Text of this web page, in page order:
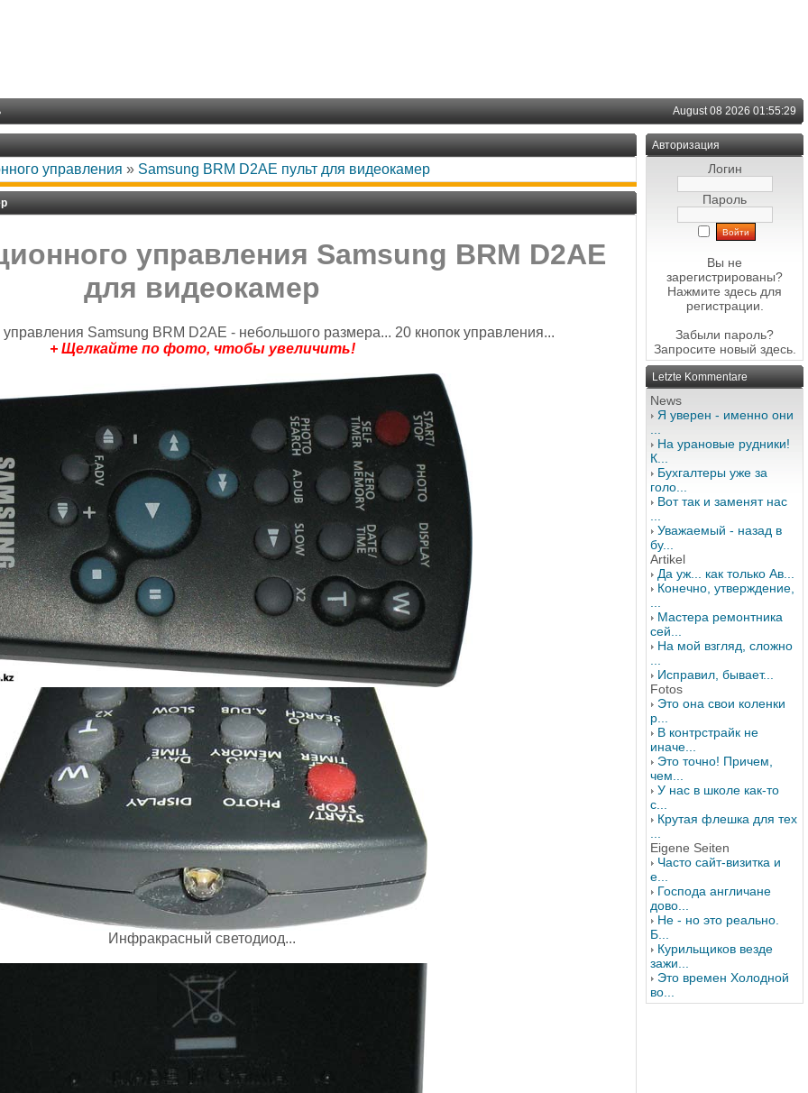
August 08 2026 01:55:29
управления » Samsung BRM D2AE пульт для видеокамер
управления Samsung BRM D2AE
для видеокамер
управления Samsung BRM D2AE - небольшого размера... 20 кнопок управления...
+ Щелкайте по фото, чтобы увеличить!
Инфракрасный светодиод...
Авторизация
Логин
Пароль
Вы не
зарегистрированы?
Нажмите здесь для
регистрации.
Забыли пароль?
Запросите новый здесь.
Letzte Kommentare
News
Я уверен - именно они
На урановые рудники!
К...
Бухгалтеры уже за
голо...
Вот так и заменят нас
Уважаемый - назад в
бу...
Artikel
Да уж... как только Ав...
Конечно, утверждение,
Мастера ремонтника
сей...
На мой взгляд, сложно
Исправил, бывает...
Fotos
Это она свои коленки
р...
В контрстрайк не
иначе...
Это точно! Причем,
чем...
У нас в школе как-то
с...
Крутая флешка для тех
Eigene Seiten
Часто сайт-визитка и
е...
Господа англичане
дово...
Не - но это реально.
Б...
Курильщиков везде
зажи...
Это времен Холодной
во...